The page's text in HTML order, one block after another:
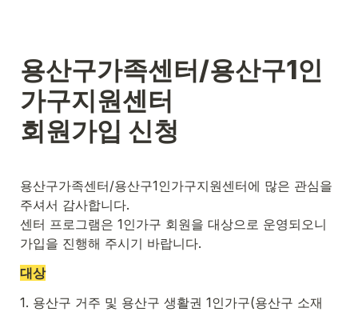
용산구가족센터/용산구1인
가구지원센터
회원가입 신청
용산구가족센터/용산구1인가구지원센터에 많은 관심을
주셔서 감사합니다.
센터 프로그램은 1인가구 회원을 대상으로 운영되오니
가입을 진행해 주시기 바랍니다.
대상
1. 용산구 거주 및 용산구 생활권 1인가구(용산구 소재